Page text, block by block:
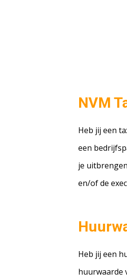
NVM
Heb jij een
een
je
en/of de
Heb jij een
huurwaarde